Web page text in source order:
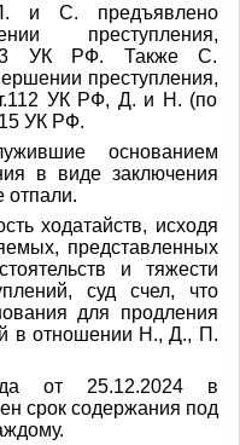
и С. предъявлено
преступления,
УК РФ. Также С.
преступления,
УК РФ, Д. и Н. (по
УК РФ.
основанием
в виде заключения
отпали.
ходатайств, исходя
представленных
и тяжести
суд счел, что
для продления
в отношении Н., Д., П.
от 25.12.2024 в
срок содержания под